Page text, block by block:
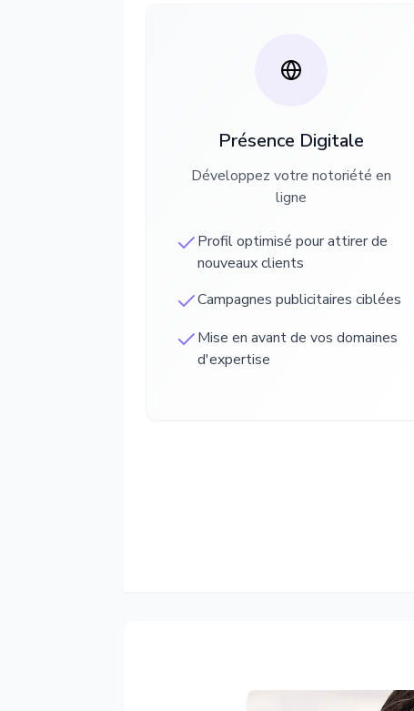
Présence Digitale
Développez votre notoriété en
ligne
Profil optimisé pour attirer de
nouveaux clients
Campagnes publicitaires ciblées
Mise en avant de vos domaines
d'expertise